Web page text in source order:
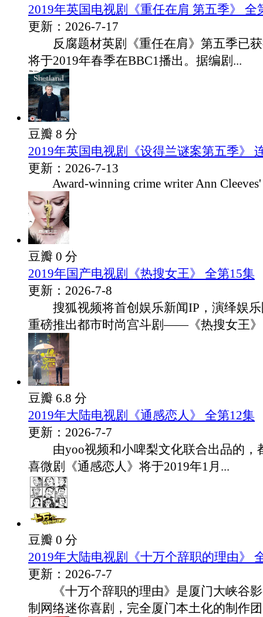
2019年英国电视剧《重任在肩 第五季》 全
更新：2026-7-17
反腐题材英剧《重任在肩》第五季已获
将于2019年春季在BBC1播出。据编剧...
豆瓣 8 分
2019年英国电视剧《设得兰谜案第五季》
更新：2026-7-13
Award-winning crime writer Ann Cleeves'
豆瓣 0 分
2019年国产电视剧《热搜女王》 全第15集
更新：2026-7-8
搜狐视频将首创娱乐新闻IP，演绎娱乐
重磅推出都市时尚宫斗剧——《热搜女王
豆瓣 6.8 分
2019年大陆电视剧《通感恋人》 全第12集
更新：2026-7-7
由yoo视频和小啤梨文化联合出品的，
喜微剧《通感恋人》将于2019年1月...
豆瓣 0 分
2019年大陆电视剧《十万个辞职的理由》
更新：2026-7-7
《十万个辞职的理由》是厦门大峡谷影
制网络迷你喜剧，完全厦门本土化的制作